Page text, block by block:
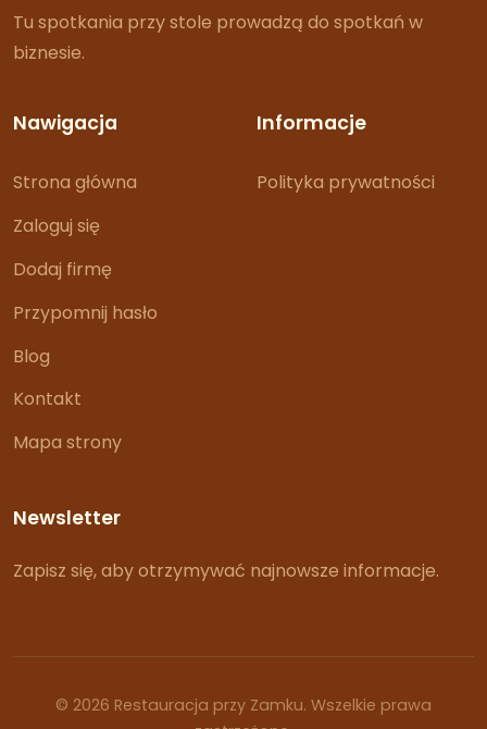
Tu spotkania przy stole prowadzą do spotkań w
biznesie.
Nawigacja
Strona główna
Zaloguj się
Dodaj firmę
Przypomnij hasło
Blog
Kontakt
Mapa strony
Informacje
Polityka prywatności
Newsletter
Zapisz się, aby otrzymywać najnowsze informacje.
© 2026 Restauracja przy Zamku. Wszelkie prawa